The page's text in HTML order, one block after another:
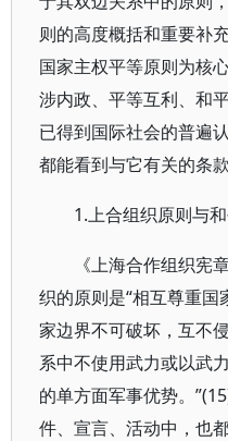
则的高度概括和重要补
国家主权平等原则为核
涉内政、平等互利、和
已得到国际社会的普遍
都能看到与它有关的条
1.上合组织原则与
《上海合作组织宪
织的原则是“相互尊重
家边界不可破坏，互不
系中不使用武力或以武
的单方面军事优势。
件、宣言、活动中，也